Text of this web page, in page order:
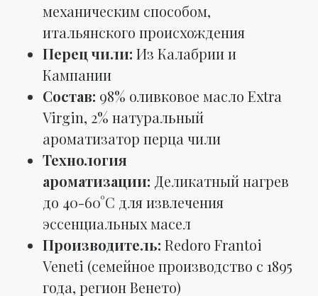
механическим способом,
итальянского происхождения
Перец чили: Из Калабрии и
Кампании
Состав: 98% оливковое масло Extra
Virgin, 2% натуральный
ароматизатор перца чили
Технология
ароматизации: Деликатный нагрев
до 40-60°C для извлечения
эссенциальных масел
Производитель: Redoro Frantoi
Veneti (семейное производство с 1895
года, регион Венето)